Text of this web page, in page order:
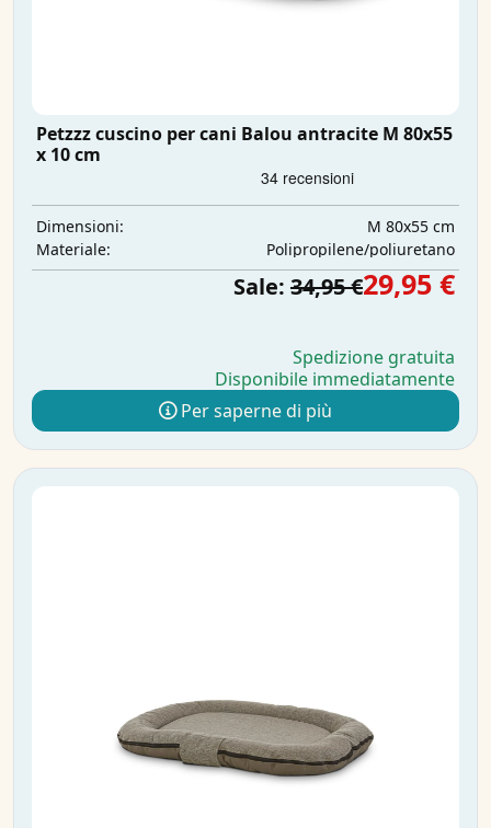
Petzzz cuscino per cani Balou antracite M 80x55
x 10 cm
Dimensioni:
M 80x55 cm
Materiale:
Polipropilene/poliuretano
Sale: 34,95 €29,95 €
Spedizione gratuita
Disponibile immediatamente
Per saperne di più